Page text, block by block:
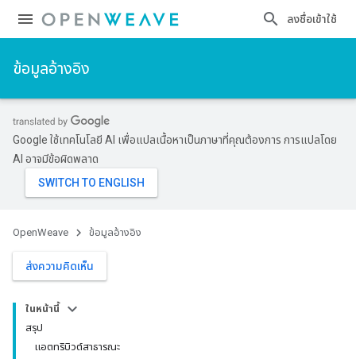
ลงชื่อเข้าใช้
ข้อมูลอ้างอิง
Google ใช้เทคโนโลยี AI เพื่อแปลเนื้อหาเป็นภาษาที่คุณต้องการ การแปลโดย
AI อาจมีข้อผิดพลาด
OpenWeave ข้อมูลอ้างอิง
ส่งความคิดเห็น
ในหน้านี้
สรุป
แอตทริบิวต์สาธารณะ